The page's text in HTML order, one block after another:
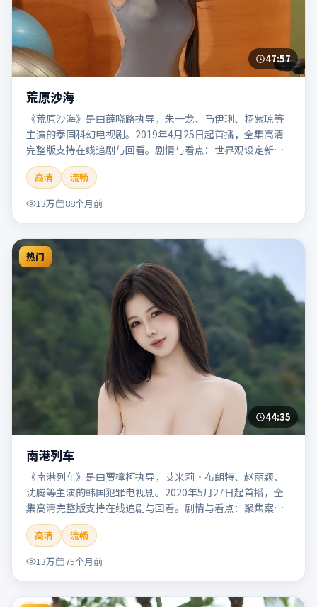
47:57
荒原沙海
《荒原沙海》是由薛晓路执导，朱一龙、马伊琍、杨紫琼等
主演的泰国科幻电视剧。2019年4月25日起首播，全集高清
完整版支持在线追剧与回看。剧情与看点：世界观设定新
颖，视觉奇观与哲思并存，探讨科技与人性的边界。本片适
合检索「荒原沙海」「薛晓路」「科幻」「泰国」「2019」
「2019-04-25上映」等关键词的影迷阅读简介与主创信息。
高清
流畅
13万
88个月前
热门
44:35
南港列车
《南港列车》是由贾樟柯执导，艾米莉·布朗特、赵丽颖、
沈腾等主演的韩国犯罪电视剧。2020年5月27日起首播，全
集高清完整版支持在线追剧与回看。剧情与看点：聚焦案件
与人性灰色地带，张力十足，兼具社会观察与戏剧冲突。本
片适合检索「南港列车」「贾樟柯」「犯罪」「韩国」
「2020」「2020-05-27上映」等关键词的影迷阅读简介与主
创信息。
高清
流畅
13万
75个月前